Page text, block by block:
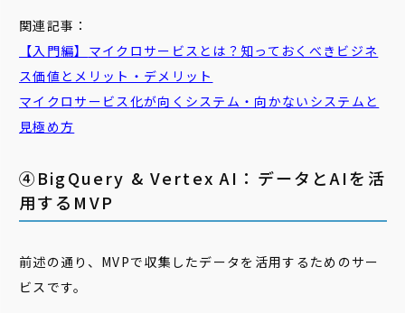
関連記事：
【入門編】 マイクロ サービス とは？知っておくべきビジネ
ス価値とメリット・デメリット
マイクロ サービス化が向くシステム・向かないシステムと
見極め方
④BigQuery & Vertex AI：データとAIを活
用するMVP
前述の通り、MVPで収集したデータを活用するためのサー
ビスです。